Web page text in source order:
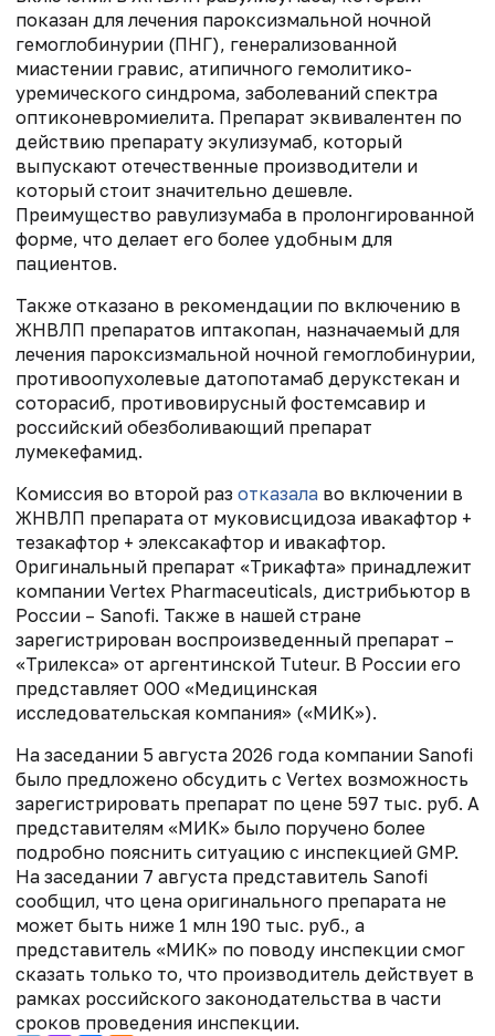
показан для лечения пароксизмальной ночной
гемоглобинурии (ПНГ), генерализованной
миастении гравис, атипичного гемолитико-
уремического синдрома, заболеваний спектра
оптиконевромиелита. Препарат эквивалентен по
действию препарату экулизумаб, который
выпускают отечественные производители и
который стоит значительно дешевле.
Преимущество равулизумаба в пролонгированной
форме, что делает его более удобным для
пациентов.
Также отказано в рекомендации по включению в
ЖНВЛП препаратов иптакопан, назначаемый для
лечения пароксизмальной ночной гемоглобинурии,
противоопухолевые датопотамаб дерукстекан и
соторасиб, противовирусный фостемсавир и
российский обезболивающий препарат
лумекефамид.
Комиссия во второй раз отказала во включении в
ЖНВЛП препарата от муковисцидоза ивакафтор +
тезакафтор + элексакафтор и ивакафтор.
Оригинальный препарат «Трикафта» принадлежит
компании Vertex Pharmaceuticals, дистрибьютор в
России – Sanofi. Также в нашей стране
зарегистрирован воспроизведенный препарат –
«Трилекса» от аргентинской Tuteur. В России его
представляет ООО «Медицинская
исследовательская компания» («МИК»).
На заседании 5 августа 2026 года компании Sanofi
было предложено обсудить с Vertex возможность
зарегистрировать препарат по цене 597 тыс. руб. А
представителям «МИК» было поручено более
подробно пояснить ситуацию с инспекцией GMP.
На заседании 7 августа представитель Sanofi
сообщил, что цена оригинального препарата не
может быть ниже 1 млн 190 тыс. руб., а
представитель «МИК» по поводу инспекции смог
сказать только то, что производитель действует в
рамках российского законодательства в части
сроков проведения инспекции.